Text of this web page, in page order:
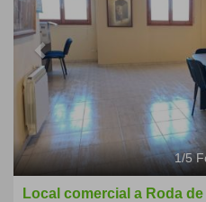
1/5
Local comercial a Roda de